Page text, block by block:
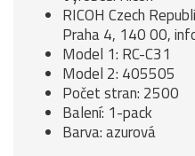
RICOH Czech
Praha 4, 140 00,
Model 1: RC-C31
Model 2: 405505
Počet stran: 2500
Balení: 1-pack
Barva: azurová